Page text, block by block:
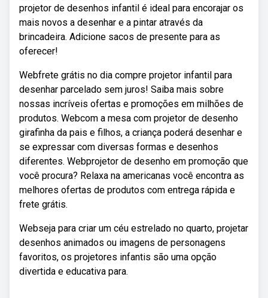
projetor de desenhos infantil é ideal para encorajar os
mais novos a desenhar e a pintar através da
brincadeira. Adicione sacos de presente para as
oferecer!
Webfrete grátis no dia compre projetor infantil para
desenhar parcelado sem juros! Saiba mais sobre
nossas incríveis ofertas e promoções em milhões de
produtos. Webcom a mesa com projetor de desenho
girafinha da pais e filhos, a criança poderá desenhar e
se expressar com diversas formas e desenhos
diferentes. Webprojetor de desenho em promoção que
você procura? Relaxa na americanas você encontra as
melhores ofertas de produtos com entrega rápida e
frete grátis.
Webseja para criar um céu estrelado no quarto, projetar
desenhos animados ou imagens de personagens
favoritos, os projetores infantis são uma opção
divertida e educativa para.